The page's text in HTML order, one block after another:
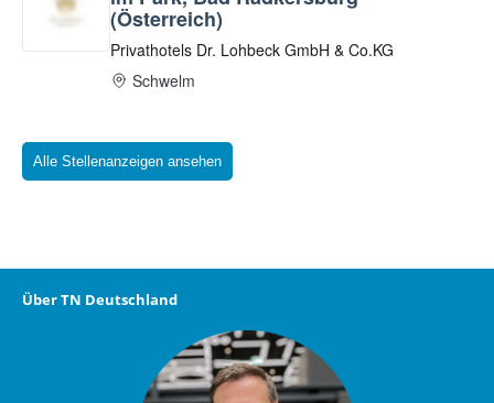
Alle Stellenanzeigen ansehen
Über TN Deutschland